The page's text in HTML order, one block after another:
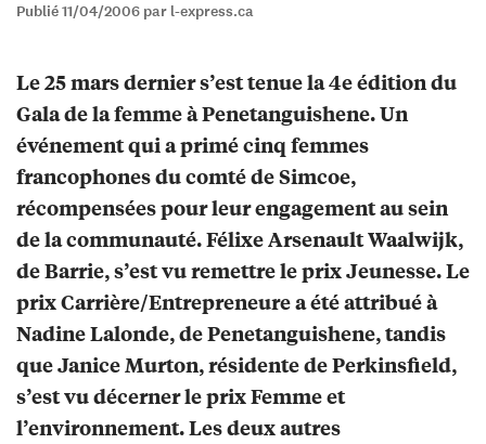
Publié 11/04/2006 par l-express.ca
Le 25 mars dernier s’est tenue la 4e édition du
Gala de la femme à Penetanguishene. Un
événement qui a primé cinq femmes
francophones du comté de Simcoe,
récompensées pour leur engagement au sein
de la communauté. Félixe Arsenault Waalwijk,
de Barrie, s’est vu remettre le prix Jeunesse. Le
prix Carrière/Entrepreneure a été attribué à
Nadine Lalonde, de Penetanguishene, tandis
que Janice Murton, résidente de Perkinsfield,
s’est vu décerner le prix Femme et
l’environnement. Les deux autres